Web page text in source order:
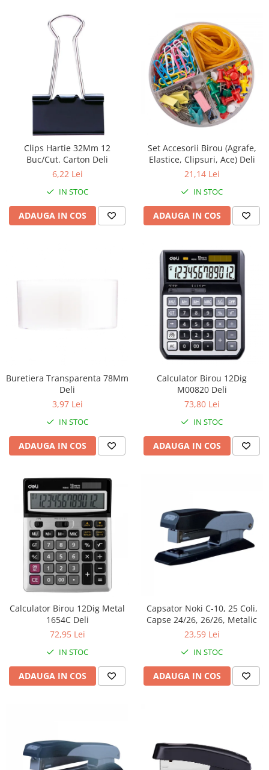
Clips Hartie 32Mm 12
Buc/Cut. Carton Deli
6,22 Lei
IN STOC
ADAUGA IN COS
Set Accesorii Birou (Agrafe,
Elastice, Clipsuri, Ace) Deli
21,14 Lei
IN STOC
ADAUGA IN COS
Buretiera Transparenta 78Mm
Deli
3,97 Lei
IN STOC
ADAUGA IN COS
Calculator Birou 12Dig
M00820 Deli
73,80 Lei
IN STOC
ADAUGA IN COS
Calculator Birou 12Dig Metal
1654C Deli
72,95 Lei
IN STOC
ADAUGA IN COS
Capsator Noki C-10, 25 Coli,
Capse 24/26, 26/26, Metalic
23,59 Lei
IN STOC
ADAUGA IN COS